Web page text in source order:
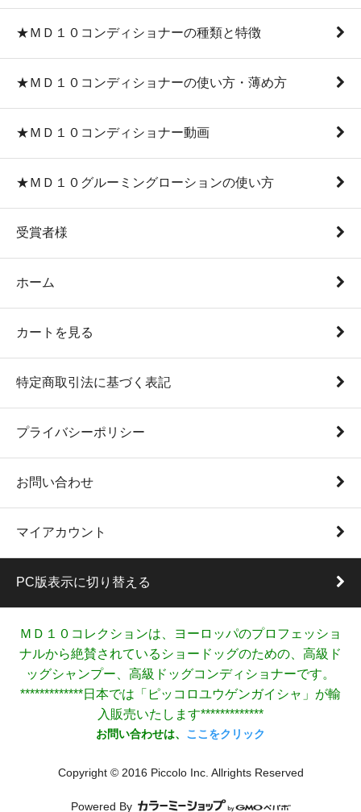
★ＭＤ１０コンディショナーの種類と特徴
★ＭＤ１０コンディショナーの使い方・薄め方
★ＭＤ１０コンディショナー動画
★ＭＤ１０グルーミングローションの使い方
受賞者様
ホーム
カートを見る
特定商取引法に基づく表記
プライバシーポリシー
お問い合わせ
マイアカウント
PC版表示に切り替える
ＭＤ１０コレクションは、ヨーロッパのプロフェッショ
ナルから絶賛されているショードッグのための、高級ド
ッグシャンプー、高級ドッグコンディショナーです。
*************日本では「ピッコロユウゲンガイシャ」が輸
入販売いたします*************
お問い合わせは、 ここをクリック
Copyright © 2016 Piccolo Inc. Allrights Reserved
Powered By